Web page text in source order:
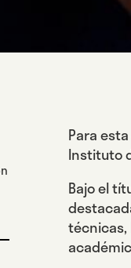
Para
Instituto
Bajo el
técnicas,